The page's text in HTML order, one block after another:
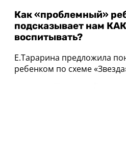
Как «проблемный»
подсказывает нам
воспитывать?
Е.Тарарина предложила
ребенком по схеме